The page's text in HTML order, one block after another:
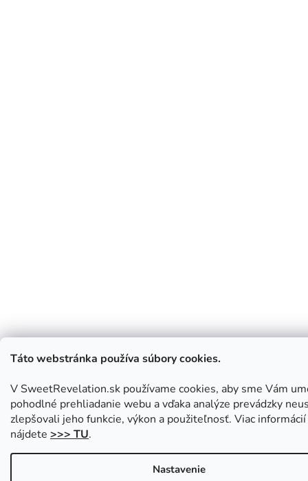
Táto webstránka používa súbory cookies.
V SweetRevelation.sk používame cookies, aby sme Vám
pohodlné prehliadanie webu a vďaka analýze prevádzky
zlepšovali jeho funkcie, výkon a použiteľnosť. Viac informácií
nájdete >>> TU.
Nastavenie